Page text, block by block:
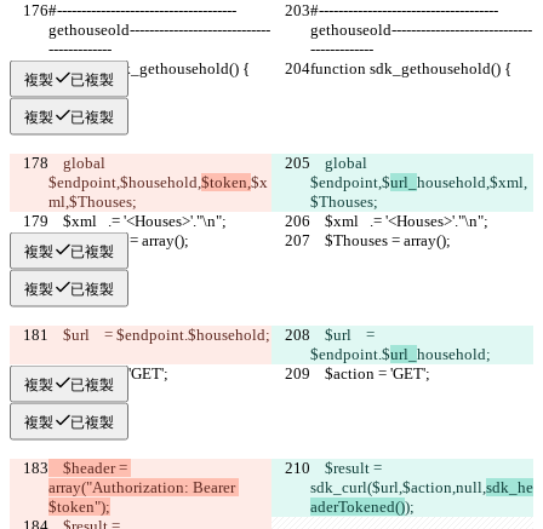
#-------------------------------------
gethouseold-----------------------------
-------------
#-------------------------------------
gethouseold-----------------------------
-------------
function sdk_gethousehold() {
function sdk_gethousehold() {
複製 已複製
複製 已複製
$endpoint,$household,$token,$x
ml,$Thouses;
$endpoint,$url_ household,$xml,
$Thouses;
    $xml   .= '<Houses>'."\n";
    $xml   .= '<Houses>'."\n";
    $Thouses = array();
    $Thouses = array();
複製 已複製
複製 已複製
    $url    = $endpoint.$
household;
$endpoint.$url_ household;
    $action = 'GET';
    $action = 'GET';
複製 已複製
複製 已複製
array("Authorization: Bearer
$token");
sdk_curl($url,$action,null,sdk_he
aderTokened());